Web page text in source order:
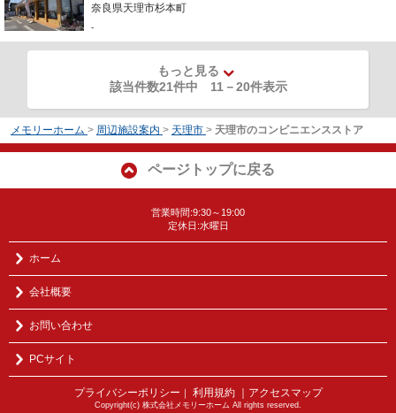
奈良県天理市杉本町
-
もっと見る
該当件数21件中 11 －20件表示
メモリーホーム > 周辺施設案内 > 天理市 > 天理市のコンビニエンスストア
ページトップに戻る
営業時間:9:30～19:00
定休日:水曜日
ホーム
会社概要
お問い合わせ
PCサイト
プライバシーポリシー ｜ 利用規約 ｜アクセスマップ
Copyright(c) 株式会社メモリーホーム All rights reserved.